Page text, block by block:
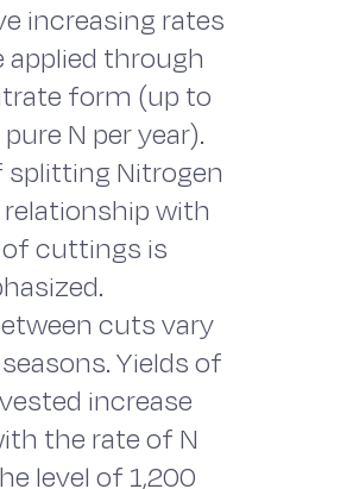
increasing rates
through
form (up to
N per year).
Nitrogen
with
cuttings is
cuts vary
Yields of
increase
the rate of N
level of 1,200